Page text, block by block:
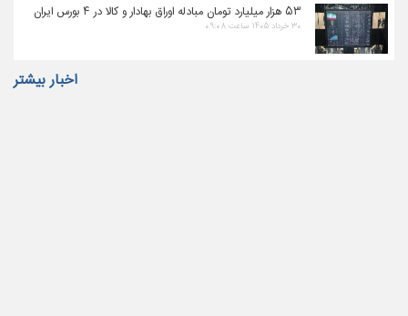
۵۳ هزار میلیارد تومان مبادله اوراق بهادار و کالا در ۴ بورس ایران
۳۰ خرداد ۱۴۰۵ ساعت ۰۹:۰۸
اخبار بیشتر